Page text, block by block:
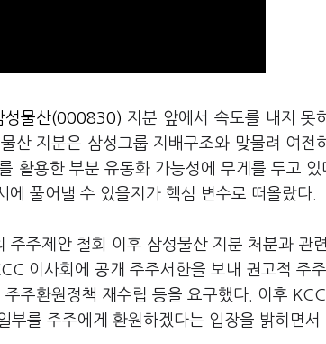
성물산(000830) 지분 앞에서 속도를 내지 못
산 지분은 삼성그룹 지배구조와 맞물려 여전
활용한 부분 유동화 가능성에 무게를 두고 있
풀어낼 수 있을지가 핵심 변수로 떠올랐다.
주제안 철회 이후 삼성물산 지분 처분과 관
이사회에 공개 주주서한을 보내 권고적 주
주환원정책 재수립 등을 요구했다. 이후
부를 주주에게 환원하겠다는 입장을 밝히면서